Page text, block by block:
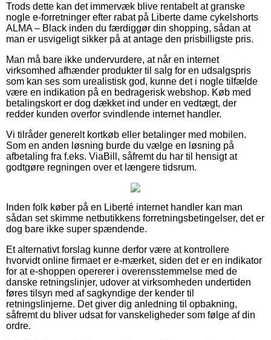
Trods dette kan det immervæk blive rentabelt at granske
nogle e-forretninger efter rabat på Liberte dame cykelshorts
ALMA – Black inden du færdiggør din shopping, sådan at
man er usvigeligt sikker på at antage den prisbilligste pris.
Man må bare ikke undervurdere, at når en internet
virksomhed afhænder produkter til salg for en udsalgspris
som kan ses som urealistisk god, kunne det i nogle tilfælde
være en indikation på en bedragerisk webshop. Køb med
betalingskort er dog dækket ind under en vedtægt, der
redder kunden overfor svindlende internet handler.
Vi tilråder generelt kortkøb eller betalinger med mobilen.
Som en anden løsning burde du vælge en løsning på
afbetaling fra f.eks. ViaBill, såfremt du har til hensigt at
godtgøre regningen over et længere tidsrum.
Inden folk køber på en Liberté internet handler kan man
sådan set skimme netbutikkens forretningsbetingelser, det er
dog bare ikke super spændende.
Et alternativt forslag kunne derfor være at kontrollere
hvorvidt online firmaet er e-mærket, siden det er en indikator
for at e-shoppen opererer i overensstemmelse med de
danske retningslinjer, udover at virksomheden undertiden
føres tilsyn med af sagkyndige der kender til
retningslinjerne. Det giver dig anledning til opbakning,
såfremt du bliver udsat for vanskeligheder som følge af din
ordre.